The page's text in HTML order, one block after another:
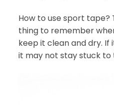
How to use sport
thing to remember
keep it clean and dry.
it may not stay stuck to